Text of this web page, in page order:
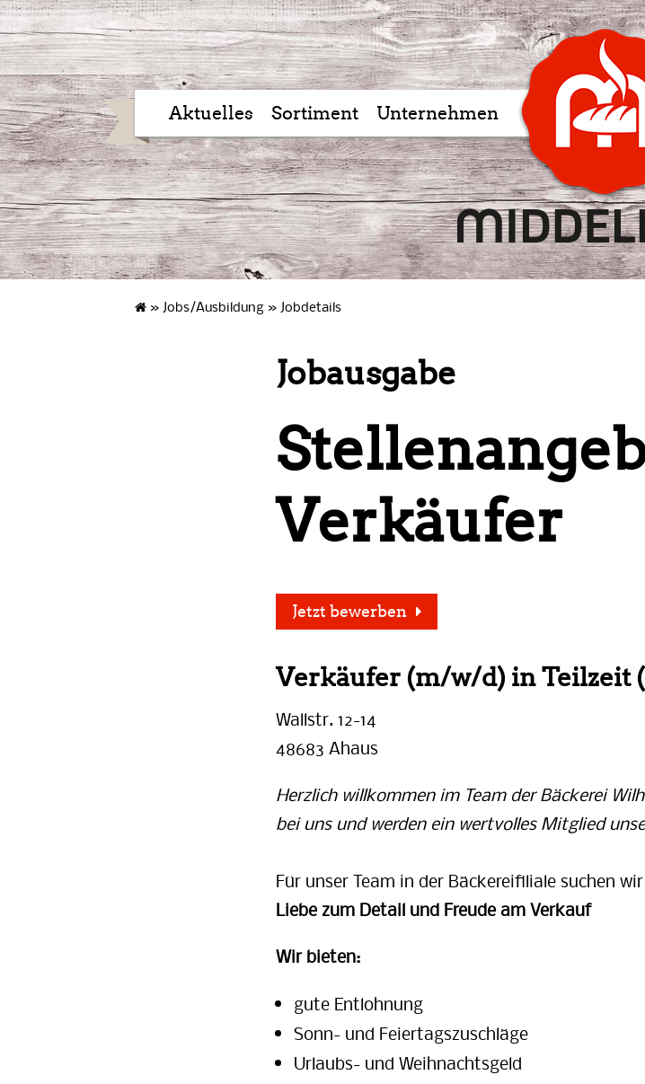
Aktuelles Sortiment Unternehmen
» Jobs/Ausbildung » Jobdetails
Jobausgabe
Verkäufer
Jetzt bewerben
Verkäufer (m/w/d) in Teilzeit
Wallstr. 12-14
48683 Ahaus
Herzlich willkommen im Team der Bäckerei
bei uns und werden ein wertvolles Mitglied
Für unser Team in der Bäckereifiliale suchen wir
Liebe zum Detail und Freude am Verkauf
Wir bieten:
gute Entlohnung
Sonn- und Feiertagszuschläge
Urlaubs- und Weihnachtsgeld